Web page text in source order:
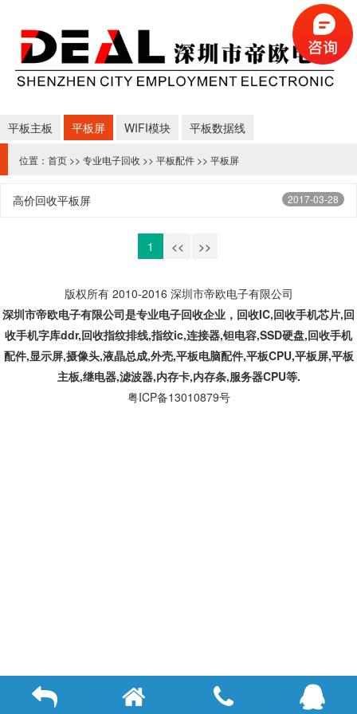
平板主板 平板屏 WIFI模块 平板数据线
位置： 首页 >> 专业电子回收 >> 平板配件 >> 平板屏
2017-03-28
高价回收平板屏
1 << >>
版权所有 2010-2016 深圳市帝欧电子有限公司
深圳市帝欧电子有限公司是专业电子回收企业，回收IC,回收手机芯片,回
收手机字库ddr,回收指纹排线,指纹ic,连接器,钽电容,SSD硬盘,回收手机
配件,显示屏,摄像头,液晶总成,外壳,平板电脑配件,平板CPU,平板屏,平板
主板,继电器,滤波器,内存卡,内存条,服务器CPU等.
粤ICP备13010879号